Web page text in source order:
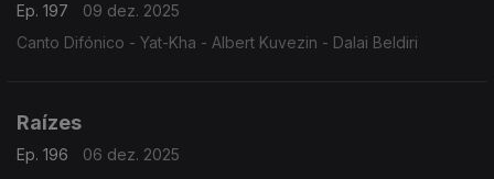
Ep. 197
09 dez. 2025
Canto Difónico - Yat-Kha - Albert Kuvezin - Dalai Beldiri
Raízes
Ep. 196
06 dez. 2025